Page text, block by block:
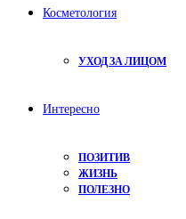
Косметология
УХОД ЗА ЛИЦОМ
Интересно
ПОЗИТИВ
ЖИЗНЬ
ПОЛЕЗНО